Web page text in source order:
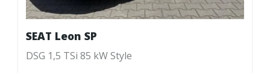
SEAT Leon SP
DSG 1,5 TSi 85 kW Style